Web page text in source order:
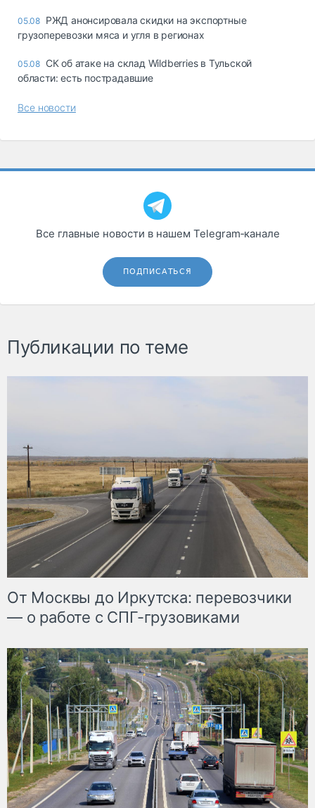
05.08 РЖД анонсировала скидки на экспортные
грузоперевозки мяса и угля в регионах
05.08 СК об атаке на склад Wildberries в Тульской
области: есть пострадавшие
Все новости
Все главные новости в нашем Telegram‑канале
ПОДПИСАТЬСЯ
Публикации по теме
От Москвы до Иркутска: перевозчики
— о работе с СПГ-грузовиками